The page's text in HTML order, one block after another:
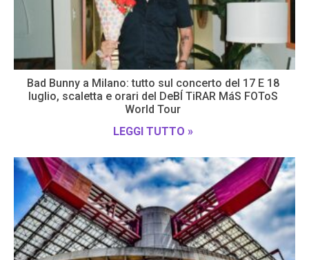
Bad Bunny a Milano: tutto sul concerto del 17 E 18
luglio, scaletta e orari del DeBÍ TiRAR MáS FOToS
World Tour
LEGGI TUTTO »